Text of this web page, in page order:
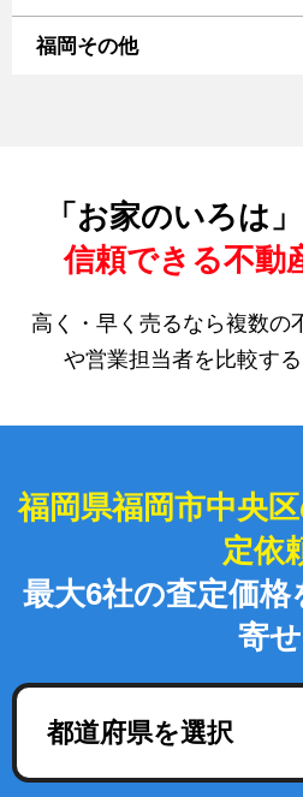
福岡その他
「お家のいろは
信頼できる不動
高く・早く売るなら複数の
や営業担当者を比較する
福岡県福岡市中央
定依
最大6社の査定価格
寄せ
都道府県を選択